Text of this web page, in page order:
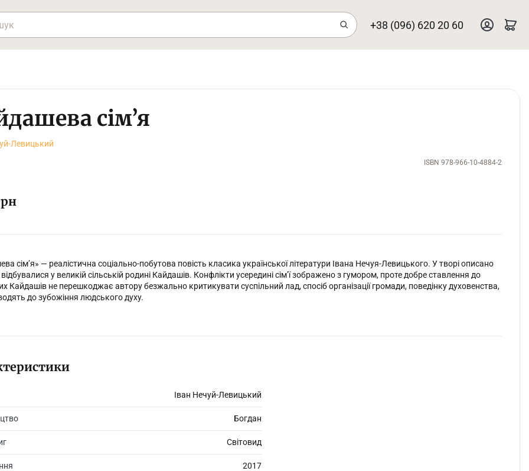
+38 (096) 620 20 60
сім’я
Левицький
ISBN 978-966-10-4884-2
сім’я» — реалістична соціально-побутова повість класика української літератури Івана Нечуя-Левицького. У творі описано
відбувалися у великій сільській родині Кайдашів. Конфлікти усередині сім’ї зображено з гумором, проте добре ставлення до
Кайдашів не перешкоджає автору безжально критикувати суспільний лад, спосіб організації громади, поведінку духовенства,
до зубожіння людського духу.
Іван Нечуй-Левицький
Богдан
Світовид
2017